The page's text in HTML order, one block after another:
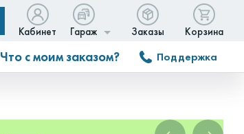
Кабинет Гараж Заказы Корзина
Что с моим заказом? Поддержка